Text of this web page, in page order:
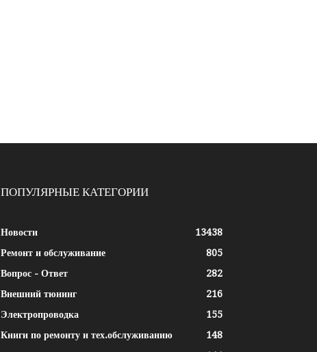
ПОПУЛЯРНЫЕ КАТЕГОРИИ
Новости
13438
Ремонт и обслуживание
805
Вопрос - Ответ
282
Внешний тюнинг
216
Электропроводка
155
Книги по ремонту и тех.обслуживанию
148